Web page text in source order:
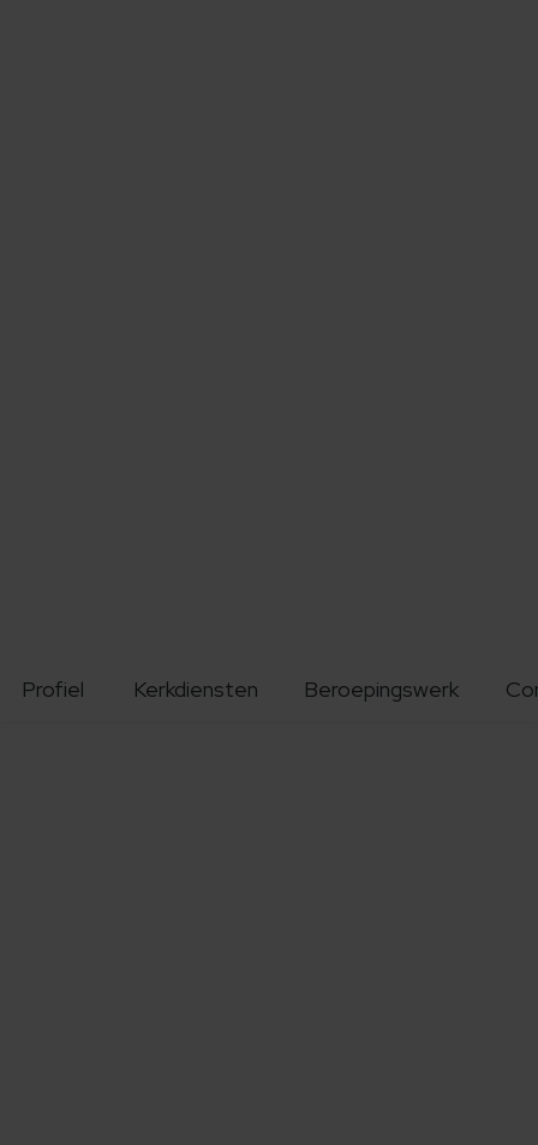
Profiel Kerkdiensten Beroepingswerk